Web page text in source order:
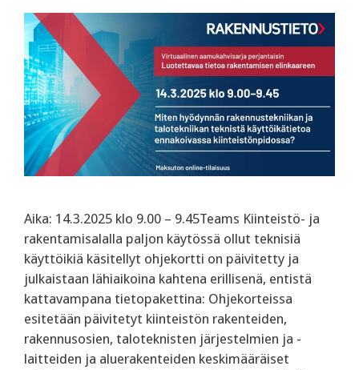
Aika: 14.3.2025 klo 9.00 – 9.45Teams Kiinteistö- ja
rakentamisalalla paljon käytössä ollut teknisiä
käyttöikiä käsitellyt ohjekortti on päivitetty ja
julkaistaan lähiaikoina kahtena erillisenä, entistä
kattavampana tietopakettina: Ohjekorteissa
esitetään päivitetyt kiinteistön rakenteiden,
rakennusosien, taloteknisten järjestelmien ja -
laitteiden ja aluerakenteiden keskimääräiset